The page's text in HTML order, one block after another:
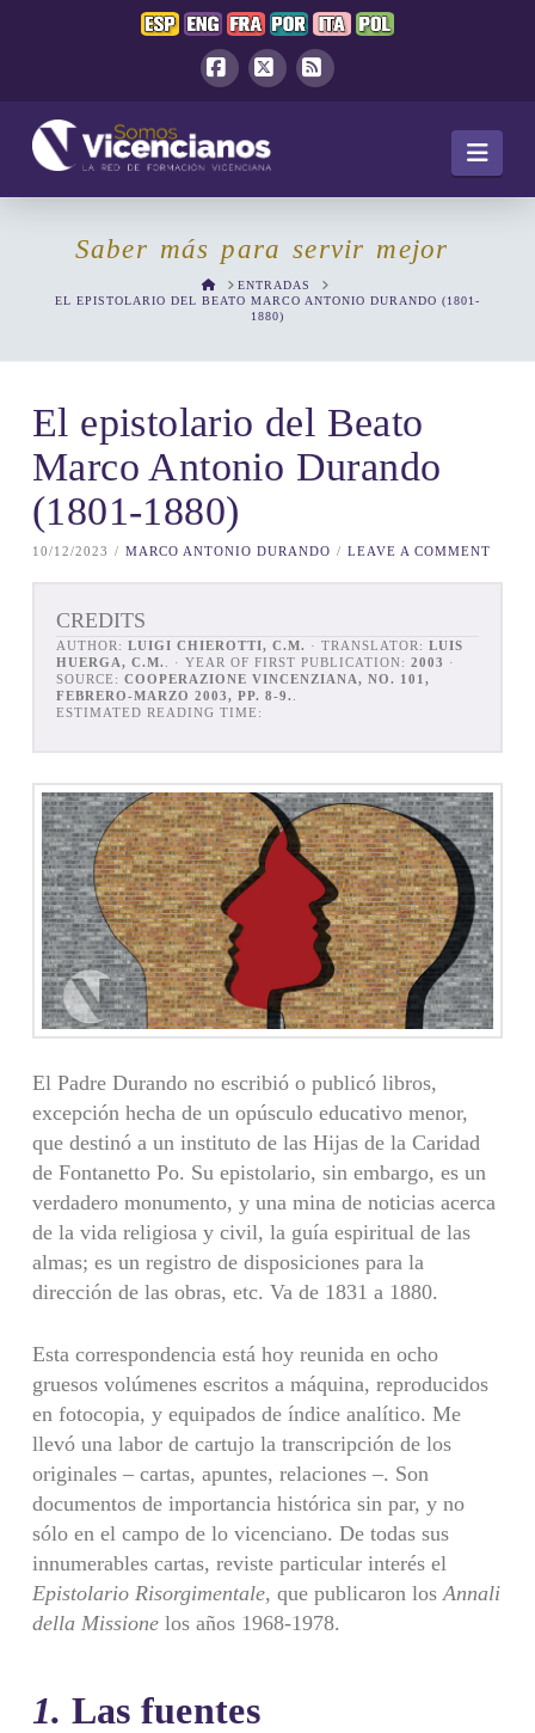
Saber más para servir mejor
HOMEENTRADAS
EL EPISTOLARIO DEL BEATO MARCO ANTONIO DURANDO (1801-
1880)
El epistolario del Beato
Marco Antonio Durando
(1801-1880)
10/12/2023 MARCO ANTONIO DURANDO LEAVE A COMMENT
CREDITS
AUTHOR: LUIGI CHIEROTTI, C.M. · TRANSLATOR: LUIS
HUERGA, C.M.
. · YEAR OF FIRST PUBLICATION: 2003 ·
SOURCE: COOPERAZIONE VINCENZIANA, NO. 101,
FEBRERO-MARZO 2003, PP. 8-9.
ESTIMATED READING TIME:
El Padre Durando no escribió o publicó libros,
excepción hecha de un opúsculo educativo menor,
que destinó a un instituto de las Hijas de la Caridad
de Fontanetto Po. Su epistolario, sin embargo, es un
verdadero monumento, y una mina de noticias acerca
de la vida religiosa y civil, la guía espiritual de las
almas; es un registro de disposiciones para la
dirección de las obras, etc. Va de 1831 a 1880.
Esta correspondencia está hoy reunida en ocho
gruesos volúmenes escritos a máquina, reproducidos
en fotocopia, y equipados de índice analítico. Me
llevó una labor de cartujo la transcripción de los
originales – cartas, apuntes, relaciones –. Son
documentos de importancia histórica sin par, y no
sólo en el campo de lo vicenciano. De todas sus
innumerables cartas, reviste particular interés el
Epistolario Risorgimentale, que publicaron losAnnali
della Missionelos años 1968-1978.
1. Las fuentes